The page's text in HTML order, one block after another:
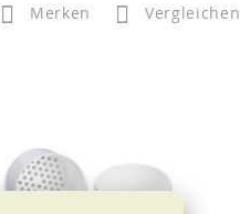
Merken Vergleichen